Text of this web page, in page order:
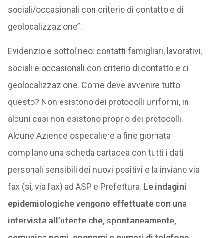
sociali/occasionali con criterio di contatto e di
geolocalizzazione”.
Evidenzio e sottolineo: contatti famigliari, lavorativi,
sociali e occasionali con criterio di contatto e di
geolocalizzazione. Come deve avvenire tutto
questo? Non esistono dei protocolli uniformi, in
alcuni casi non esistono proprio dei protocolli.
Alcune Aziende ospedaliere a fine giornata
compilano una scheda cartacea con tutti i dati
personali sensibili dei nuovi positivi e la inviano via
fax (sì, via fax) ad ASP e Prefettura. Le indagini
epidemiologiche vengono effettuate con una
intervista all’utente che, spontaneamente,